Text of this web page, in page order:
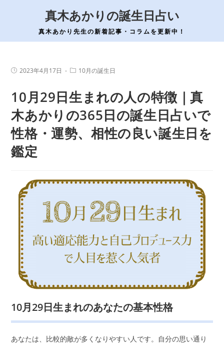
ン
真木あかりの誕生日占い
真木あかり先生の新着記事・コラムを更新中！
投
開
日:
2023年4月17日
投
テ
ゴ
ー:
10月の誕生日
10月29日生まれの人の特徴｜真
木あかりの365日の誕生日占いで
性格・運勢、相性の良い誕生日を
鑑定
10月29日生まれのあなたの基本性格
あなたは、比較的敵が多くなりやすい人です。自分の思い通り